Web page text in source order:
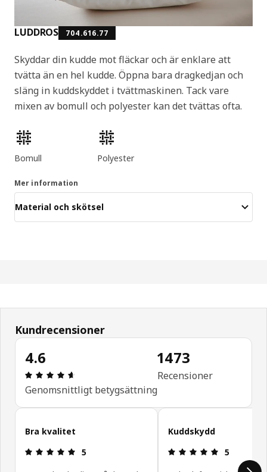
LUDDROS 704.616.77
Skyddar din kudde mot fläckar och är enklare att
tvätta än en hel kudde. Öppna bara dragkedjan och
släng in kuddskyddet i tvättmaskinen. Tack vare
mixen av bomull och polyester kan det tvättas ofta.
Produktens egenskaper
Bomull Polyester
Mer information
Material och skötsel
Kundrecensioner
4.6
Recension: 4.6 utav 5 stjärnor. Totalt antal
Genomsnittligt betygsättning
1473
Recensioner
Hoppa över
Bra kvalitet
Recension: 5 utav 5 stjärnor.
5
Kuddskydd
5